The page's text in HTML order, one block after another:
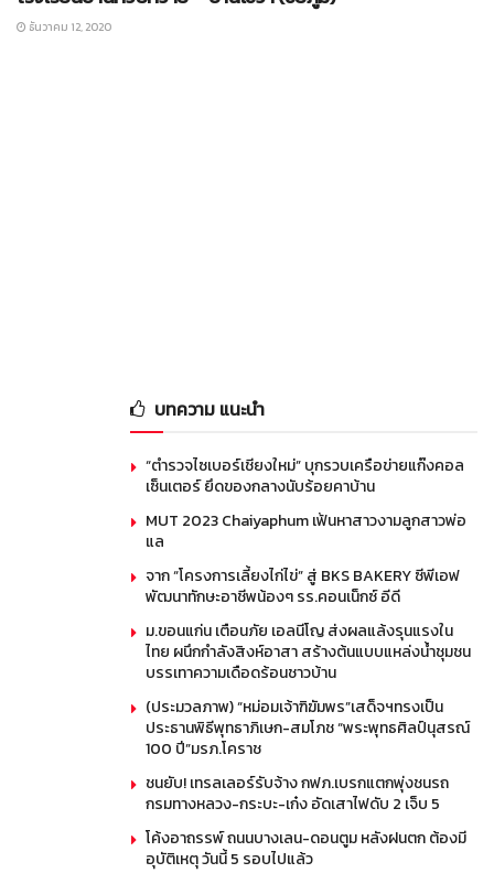
ธันวาคม 12, 2020
บทความ แนะนำ
“ตำรวจไซเบอร์เชียงใหม่” บุกรวบเครือข่ายแก๊งคอล
เซ็นเตอร์ ยึดของกลางนับร้อยคาบ้าน
MUT 2023 Chaiyaphum เฟ้นหาสาวงามลูกสาวพ่อ
แล
จาก “โครงการเลี้ยงไก่ไข่” สู่ BKS BAKERY ซีพีเอฟ
พัฒนาทักษะอาชีพน้องๆ รร.คอนเน็กซ์ อีดี
ม.ขอนแก่น เตือนภัย เอลนีโญ ส่งผลแล้งรุนแรงใน
ไทย ผนึกกำลังสิงห์อาสา สร้างต้นแบบแหล่งน้ำชุมชน
บรรเทาความเดือดร้อนชาวบ้าน
(ประมวลภาพ) “หม่อมเจ้าฑิฆัมพร”เสด็จฯทรงเป็น
ประธานพิธีพุทธาภิเษก-สมโภช “พระพุทธศิลป์นุสรณ์
100 ปี”มรภ.โคราช
ชนยับ! เทรลเลอร์รับจ้าง กฟภ.เบรกแตกพุ่งชนรถ
กรมทางหลวง-กระบะ-เก๋ง อัดเสาไฟดับ 2 เจ็บ 5
โค้งอาถรรพ์ ถนนบางเลน-ดอนตูม หลังฝนตก ต้องมี
อุบัติเหตุ วันนี้ 5 รอบไปแล้ว